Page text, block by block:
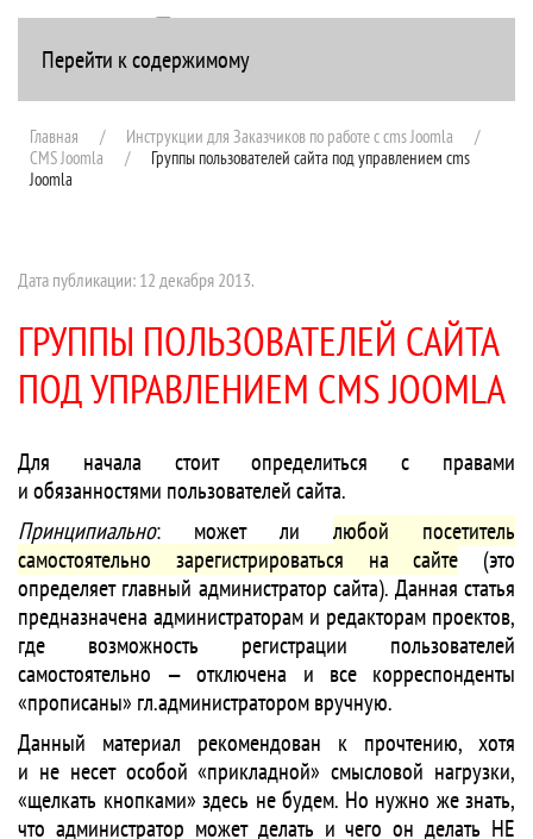
Перейти к содержимому+7(916) 107-51-99
Главная
Инструкции для Заказчиков по работе с cms Joomla
CMS Joomla
Группы пользователей сайта под управлением cms
Joomla
Дата публикации: 12 декабря 2013.
ГРУППЫ ПОЛЬЗОВАТЕЛЕЙ САЙТА
ПОД УПРАВЛЕНИЕМ CMS JOOMLA
Для начала стоит определиться с правами
и обязанностями пользователей сайта.
Принципиально: может ли любой посетитель
самостоятельно зарегистрироваться на сайте (это
определяет главный администратор сайта). Данная статья
предназначена администраторам и редакторам проектов,
где возможность регистрации пользователей
самостоятельно — отключена и все корреспонденты
«прописаны» гл.администратором вручную.
Данный материал рекомендован к прочтению, хотя
и не несет особой «прикладной» смысловой нагрузки,
«щелкать кнопками» здесь не будем. Но нужно же знать,
что администратор может делать и чего он делать НЕ